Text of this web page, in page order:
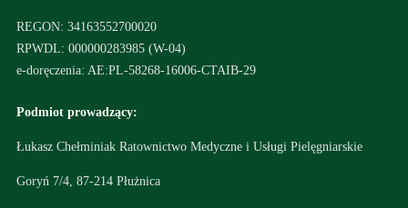
REGON: 34163552700020
RPWDL: 000000283985 (W-04)
e-doręczenia: AE:PL-58268-16006-CTAIB-29
Podmiot prowadzący:
Łukasz Chełminiak Ratownictwo Medyczne i Usługi Pielęgniarskie
Goryń 7/4, 87-214 Płużnica